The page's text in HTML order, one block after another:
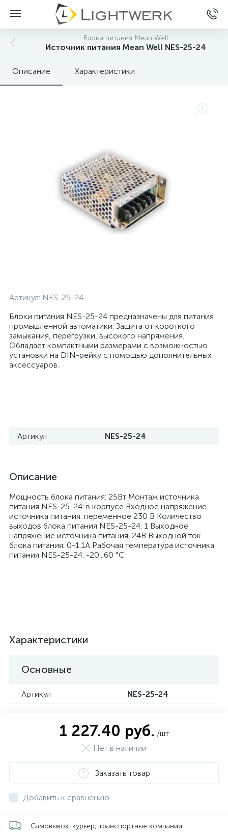
Блоки питания Mean Well
Источник питания Mean Well NES-25-24
Описание Характеристики
Артикул: NES-25-24
Блоки питания NES-25-24 предназначены для питания
промышленной автоматики. Защита от короткого
замыкания, перегрузки, высокого напряжения.
Обладает компактными размерами с возможностью
установки на DIN-рейку с помощью дополнительных
аксессуаров.
Артикул NES-25-24
Описание
Мощность блока питания: 25Вт Монтаж источника
питания NES-25-24: в корпусе Входное напряжение
источника питания: переменное 230 В Количество
выходов блока питания NES-25-24: 1 Выходное
напряжение источника питания: 24В Выходной ток
блока питания: 0-1.1А Рабочая температура источника
питания NES-25-24: -20...60 °C
Характеристики
Основные
Артикул NES-25-24
1 227.40 руб. /шт
Нет в наличии
Заказать товар
Добавить к сравнению
Самовывоз, курьер, транспортные компании